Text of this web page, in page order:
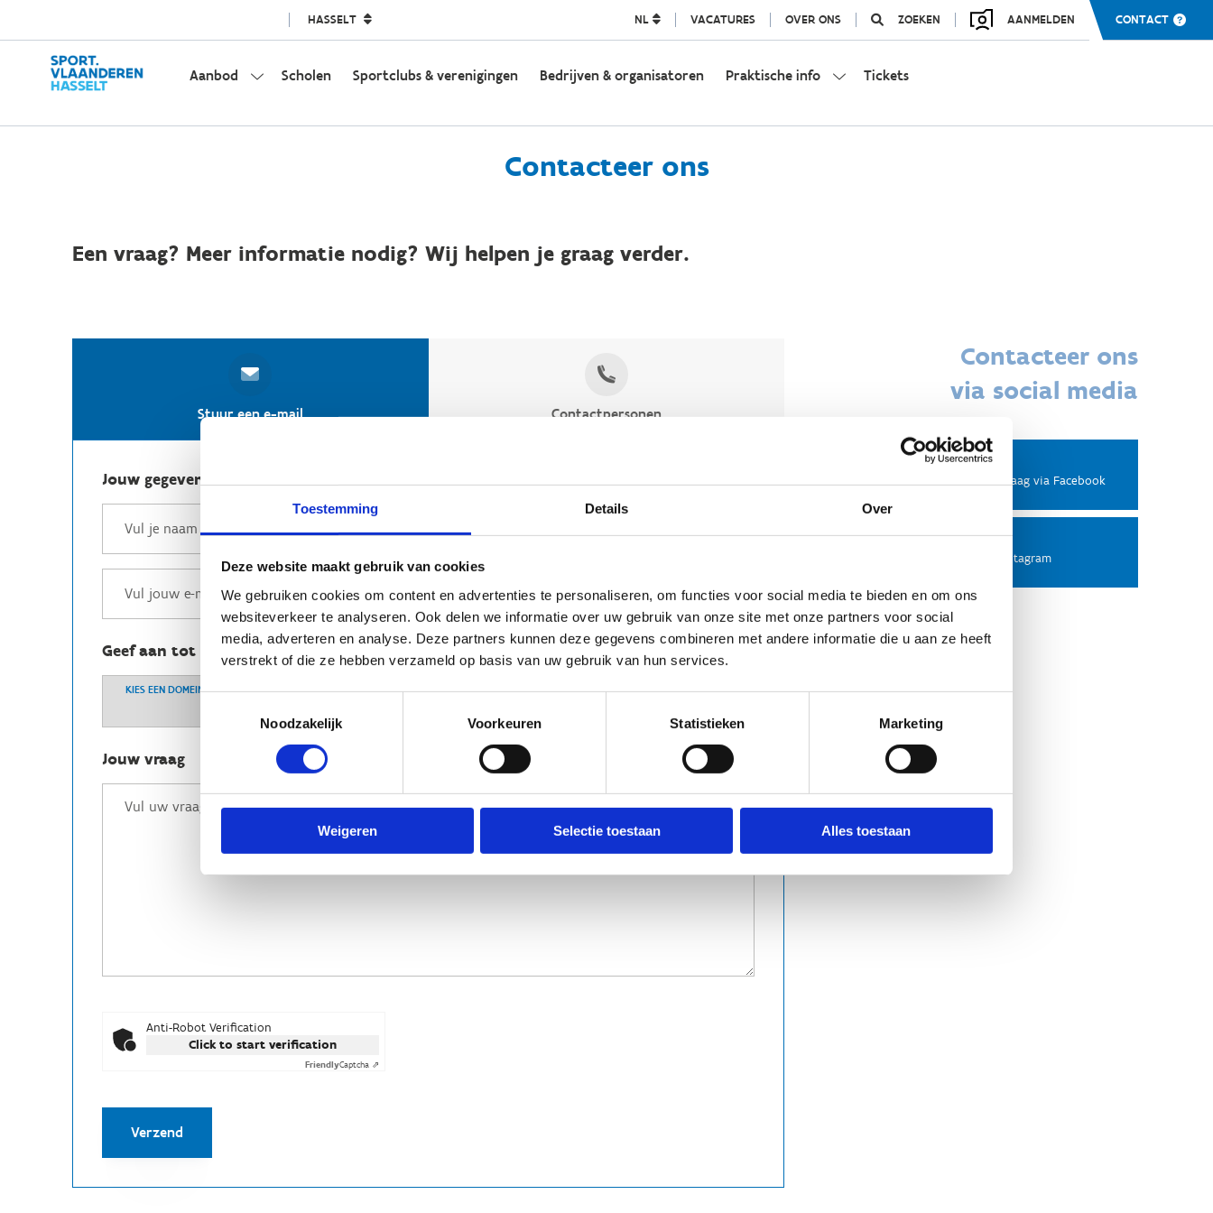
Toestemming Details Over
Deze website maakt gebruik van cookies
We gebruiken cookies om content en advertenties te personaliseren, om functies voor social media te bieden en om ons
websiteverkeer te analyseren. Ook delen we informatie over uw gebruik van onze site met onze partners voor social
media, adverteren en analyse. Deze partners kunnen deze gegevens combineren met andere informatie die u aan ze heeft
verstrekt of die ze hebben verzameld op basis van uw gebruik van hun services.
Noodzakelijk
Voorkeuren Statistieken Marketing
Weigeren Selectie toestaan Alles toestaan
HASSELT NL VACATURES OVER ONS ZOEKEN AANMELDEN CONTACT
Aanbod Scholen Sportclubs & verenigingen Bedrijven & organisatoren Praktische info Tickets
Contacteer ons
Een vraag? Meer informatie nodig? Wij helpen je graag verder.
Stuur een e-mail Contactpersonen
Jouw gegevens
Geef aan tot welk domein jouw vraag behoort
KIES EEN DOMEIN
Jouw vraag
Anti-Robot Verification
Click to start verification
FriendlyCaptcha ⇗
Verzend
Contacteer ons
via social media
Facebook
Stel ons een vraag via Facebook
Instagram
Volg ons op Instagram